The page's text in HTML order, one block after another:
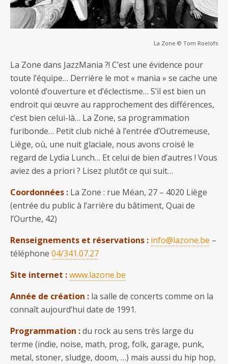
La Zone © Tom Roelofs
La Zone dans JazzMania ?! C’est une évidence pour
toute l’équipe… Derrière le mot « mania » se cache une
volonté d’ouverture et d’éclectisme… S’il est bien un
endroit qui œuvre au rapprochement des différences,
c’est bien celui-là… La Zone, sa programmation
furibonde… Petit club niché à l’entrée d’Outremeuse,
Liège, où, une nuit glaciale, nous avons croisé le
regard de Lydia Lunch… Et celui de bien d’autres ! Vous
aviez des a priori ? Lisez plutôt ce qui suit…
Coordonnées : La Zone : rue Méan, 27 – 4020 Liège
(entrée du public à l’arrière du bâtiment, Quai de
l’Ourthe, 42)
Renseignements et réservations : info@lazone.be –
téléphone 04/341.07.27
Site internet :www.lazone.be
Année de création : la salle de concerts comme on la
connaît aujourd’hui date de 1991.
Programmation :du rock au sens très large du
terme (indie, noise, math, prog, folk, garage, punk,
metal, stoner, sludge, doom, …) mais aussi du hip hop,